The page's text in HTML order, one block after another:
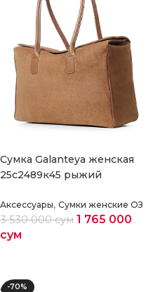
Cумка Galanteya женская
25с2489к45 рыжий
Аксессуары, Сумки женские ОЗ
3 530 000сум 1 765 000
сум
-70%